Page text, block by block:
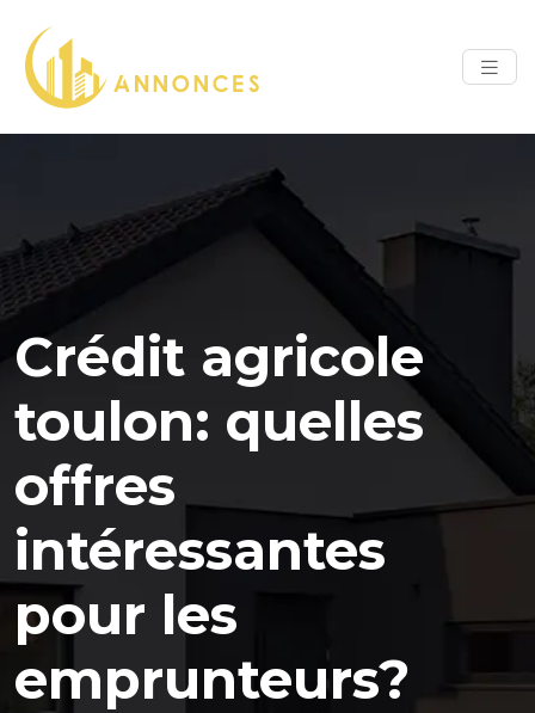
Crédit agricole
toulon: quelles
offres
intéressantes
pour les
emprunteurs?